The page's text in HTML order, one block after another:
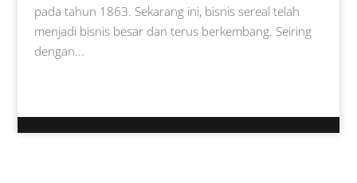
pada tahun 1863. Sekarang ini, bisnis sereal telah
menjadi bisnis besar dan terus berkembang. Seiring
dengan...